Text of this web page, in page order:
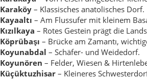
Sultanhanı – Mahalle mit Karawanserei
Sütlüce– Für Molkereiprodukte bekannt.
Şeyhşaban– Spirituell geprägtes Dorf.
Tatarlı– Felder & traditionelles
Tepebaşı– Auf Anhöhe, weite Aussicht.
Topuzlu– Landwirtschaftlich geprägt.
Yenicami– Zentrales Mahalle mit